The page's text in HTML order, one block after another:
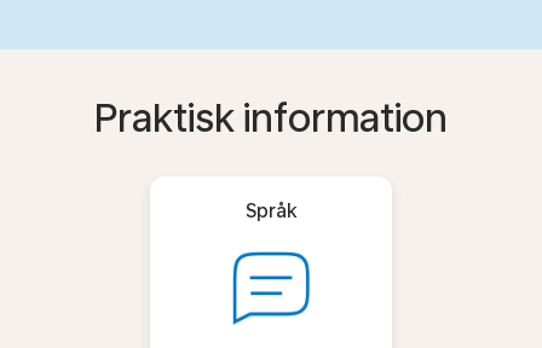
Praktisk information
Språk